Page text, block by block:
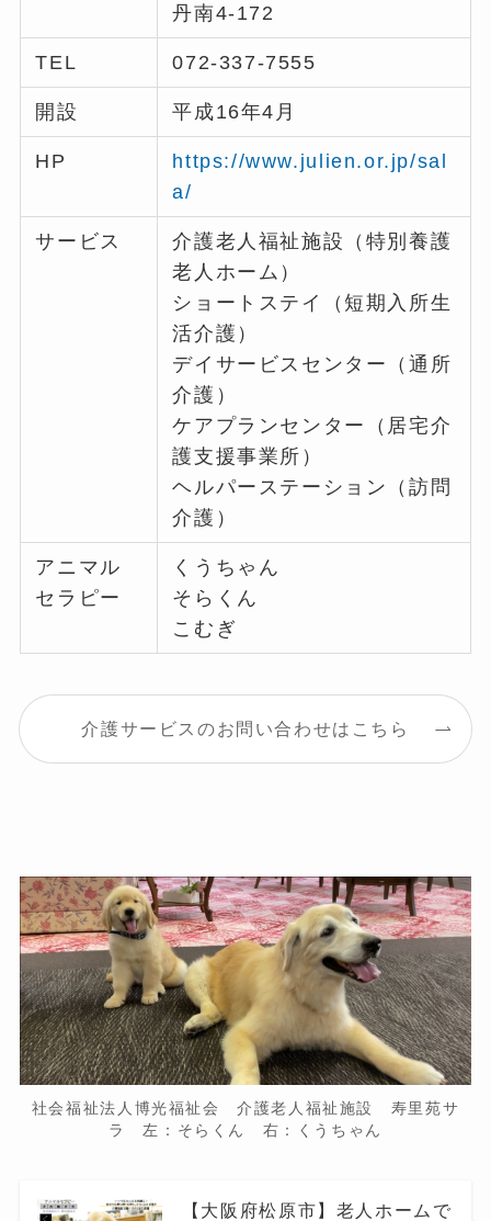
丹南4-172
TEL 072-337-7555
開設 平成16年4月
HP
https://www.julien.or.jp/sal
a/
サービス
介護老人福祉施設（特別養護
老人ホーム）
ショートステイ（短期入所生
活介護）
デイサービスセンター（通所
介護）
ケアプランセンター（居宅介
護支援事業所）
ヘルパーステーション（訪問
介護）
アニマル
セラピー
くうちゃん
そらくん
こむぎ
介護サービスのお問い合わせはこちら
社会福祉法人博光福祉会 介護老人福祉施設 寿里苑サ
ラ 左：そらくん 右：くうちゃん
【大阪府松原市】老人ホームで